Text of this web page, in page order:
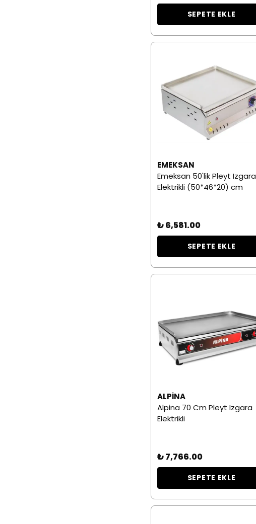
SEPETE EKLE
EMEKSAN
Emeksan 50'lik Pleyt Izgara
Elektrikli (50*46*20) cm
₺ 6,581.00
SEPETE EKLE
ALPINA
Alpina 70 Cm Pleyt Izgara
Elektrikli
₺ 7,766.00
SEPETE EKLE